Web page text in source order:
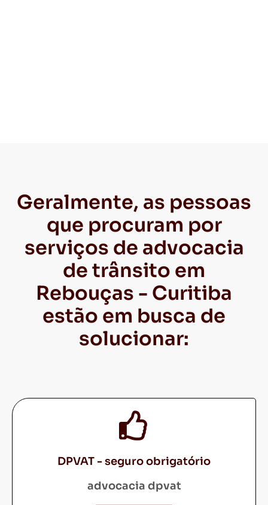
Geralmente, as pessoas
que procuram por
serviços de advocacia
de trânsito em
Rebouças - Curitiba
estão em busca de
solucionar:
DPVAT - seguro obrigatório
advocacia dpvat